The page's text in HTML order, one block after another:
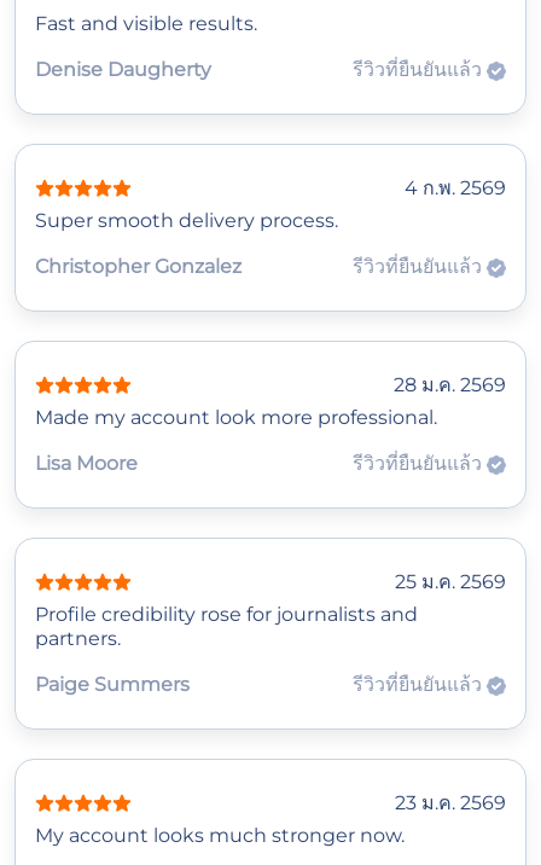
Fast and visible results.
Denise Daugherty
รีวิวที่ยืนยันแล้ว
4 ก.พ. 2569
Super smooth delivery process.
Christopher Gonzalez
รีวิวที่ยืนยันแล้ว
28 ม.ค. 2569
Made my account look more professional.
Lisa Moore
รีวิวที่ยืนยันแล้ว
25 ม.ค. 2569
Profile credibility rose for journalists and
partners.
Paige Summers
รีวิวที่ยืนยันแล้ว
23 ม.ค. 2569
My account looks much stronger now.